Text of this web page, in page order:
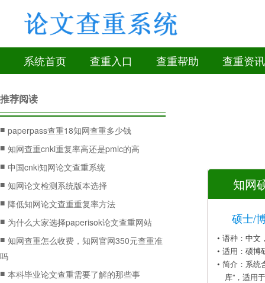
系统首页 查重入口 查重帮助 查重资讯
推荐阅读
■ paperpass查重18知网查重多少钱
■ 知网查重cnki重复率高还是pmlc的高
■ 中国cnki知网论文查重系统
■ 知网论文检测系统版本选择
■ 降低知网论文查重重复率方法
■ 为什么大家选择paperisok论文查重网站
■ 知网查重怎么收费，知网官网350元查重准
吗
■ 本科毕业论文查重需要了解的那些事
知网
硕士/
• 语种：中文
• 适用：硕博
• 简介：系统
库”，适用